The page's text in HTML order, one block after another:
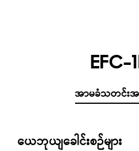
EFC-
အာမခံသတင်
ယေဘုယျခေါင်းစဉ်များ